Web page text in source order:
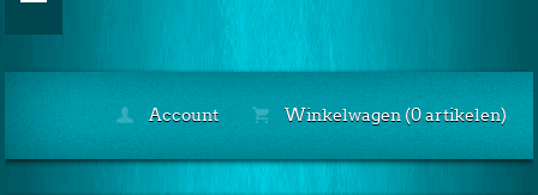
Account Winkelwagen (0 artikelen)